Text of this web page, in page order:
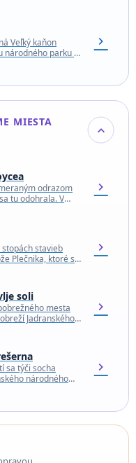
Veľký kaňon
národného parku a
chevron_right
MIESTA
expand_more
odrazom
tu odohrala. V
chevron_right
stavieb
Plečnika, ktoré sú
chevron_right
soli
mesta
Jadranského
chevron_right
sa týči socha
národného
chevron_right